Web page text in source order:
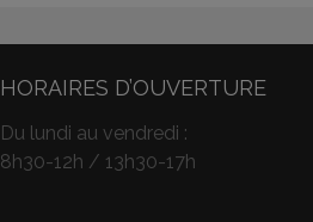
HORAIRES D’OUVERTURE
Du lundi au vendredi :
8h30-12h / 13h30-17h